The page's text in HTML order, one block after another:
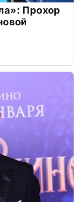
Прохор